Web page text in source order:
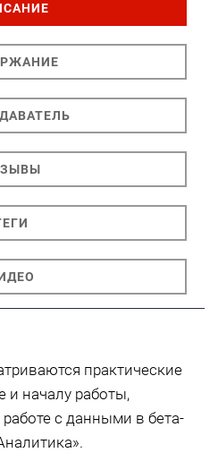
практические
и началу работы,
с данными в бета-